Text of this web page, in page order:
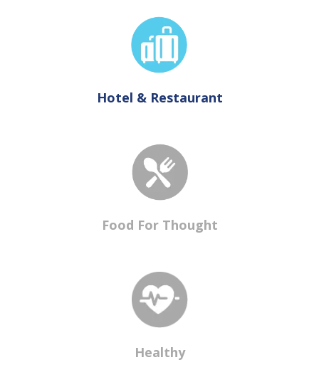
Hotel & Restaurant
Food For Thought
Healthy